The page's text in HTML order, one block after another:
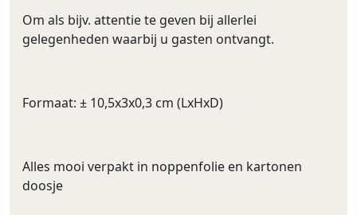
Om als bijv. attentie te geven bij allerlei
gelegenheden waarbij u gasten ontvangt.
Formaat: ± 10,5x3x0,3 cm (LxHxD)
Alles mooi verpakt in noppenfolie en kartonen
doosje